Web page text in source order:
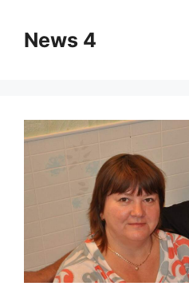
contentNews 4